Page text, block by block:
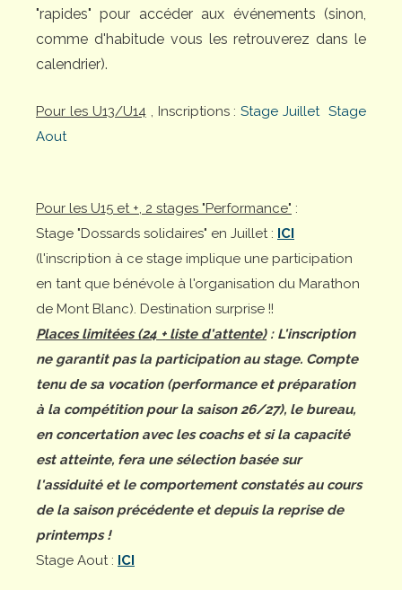
"rapides" pour accéder aux événements (sinon,
comme d'habitude vous les retrouverez dans le
calendrier).
Pour les U13/U14, Inscriptions :Stage Juillet Stage
Aout
Pour les U15 et +, 2 stages "Performance" :
Stage "Dossards solidaires" en Juillet : ICI
(l'inscription à ce stage implique une participation
en tant que bénévole à l'organisation du Marathon
de Mont Blanc). Destination surprise !!
Places limitées (24 + liste d'attente): L'inscription
ne garantit pas la participation au stage. Compte
tenu de sa vocation (performance et préparation
à la compétition pour la saison 26/27), le bureau,
en concertation avec les coachs et si la capacité
est atteinte, fera une sélection basée sur
l'assiduité et le comportement constatés au cours
de la saison précédente et depuis la reprise de
printemps !
Stage Aout : ICI